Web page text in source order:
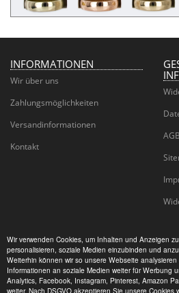
Wir verwenden Cookies, um Inhalten und Anzeigen zu
personalisieren, soziale Medien einzubinden und
Weiterhin können wir so unsere Webseite
Informationen an soziale Medien weiter für Werbung
Analytics, Facebook, Instagram, Pinterest, Amazon
weiter. Nach DSGVO akzeptieren Sie unsere Cookies
INFORMATIONEN
Wir über uns
Zahlungsmöglichkeiten
Versandinformationen
Kontakt
AGB
Juwelier
© CM Wedding